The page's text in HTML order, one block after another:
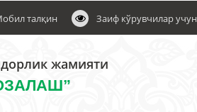
талқин Заиф кўрувчилар учун
жамияти